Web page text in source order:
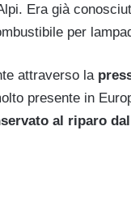
Era già
per
attraverso la
presente in
al riparo